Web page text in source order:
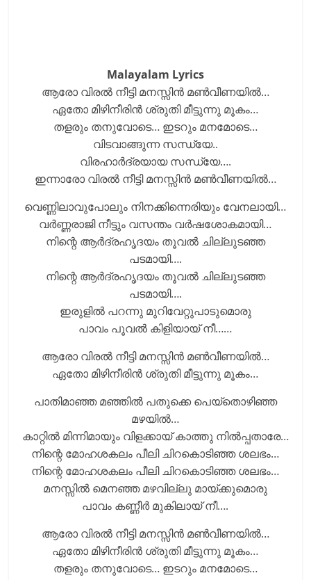
Malayalam Lyrics
ആരോ വിരല്‍ നീട്ടി മനസ്സിന്‍ മണ്‍വീണയില്‍…
ഏതോ മിഴിനീരിന്‍ ശ്രുതി മീട്ടുന്നു മൂകം…
തളരും തനുവോടെ… ഇടറും മനമോടെ…
വിടവാങ്ങുന്ന സന്ധ്യേ..
വിരഹാര്‍ദ്രയായ സന്ധ്യേ….
ഇന്നാരോ വിരല്‍ നീട്ടി മനസ്സിന്‍ മണ്‍വീണയില്‍…
വെണ്ണിലാവുപോലും നിനക്കിന്നെരിയും വേനലായി…
വര്‍ണ്ണരാജി നീട്ടും വസന്തം വര്‍ഷശോകമായി…
നിന്റെ ആര്‍ദ്രഹൃദയം തൂവല്‍ ചില്ലുടഞ്ഞ
പടമായി….
നിന്റെ ആര്‍ദ്രഹൃദയം തൂവല്‍ ചില്ലുടഞ്ഞ
പടമായി….
ഇരുളില്‍ പറന്നു മുറിവേറ്റുപാടുമൊരു
പാവം പൂവല്‍ കിളിയായ് നീ……
ആരോ വിരല്‍ നീട്ടി മനസ്സിന്‍ മണ്‍വീണയില്‍…
ഏതോ മിഴിനീരിന്‍ ശ്രുതി മീട്ടുന്നു മൂകം…
പാതിമാഞ്ഞ മഞ്ഞില്‍ പതുക്കെ പെയ്തൊഴിഞ്ഞ
മഴയില്‍…
കാറ്റില്‍ മിന്നിമായും വിളക്കായ് കാത്തു നില്‍പ്പതാരേ…
നിന്റെ മോഹശകലം പീലി ചിറകൊടിഞ്ഞ ശലഭം…
നിന്റെ മോഹശകലം പീലി ചിറകൊടിഞ്ഞ ശലഭം…
മനസ്സില്‍ മെനഞ്ഞ മഴവില്ലു മായ്ക്കുമൊരു
പാവം കണ്ണീര്‍ മുകിലായ് നീ….
ആരോ വിരല്‍ നീട്ടി മനസ്സിന്‍ മണ്‍വീണയില്‍…
ഏതോ മിഴിനീരിന്‍ ശ്രുതി മീട്ടുന്നു മൂകം…
തളരും തനുവോടെ… ഇടറും മനമോടെ…